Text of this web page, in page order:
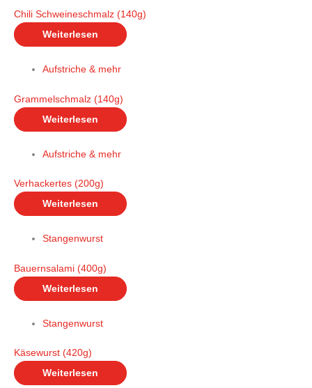
Chili Schweineschmalz (140g)
Weiterlesen
Aufstriche & mehr
Grammelschmalz (140g)
Weiterlesen
Aufstriche & mehr
Verhackertes (200g)
Weiterlesen
Stangenwurst
Bauernsalami (400g)
Weiterlesen
Stangenwurst
Käsewurst (420g)
Weiterlesen